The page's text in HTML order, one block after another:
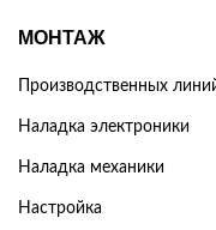
МОНТАЖ
Производственных
Наладка электроники
Наладка механики
Настройка